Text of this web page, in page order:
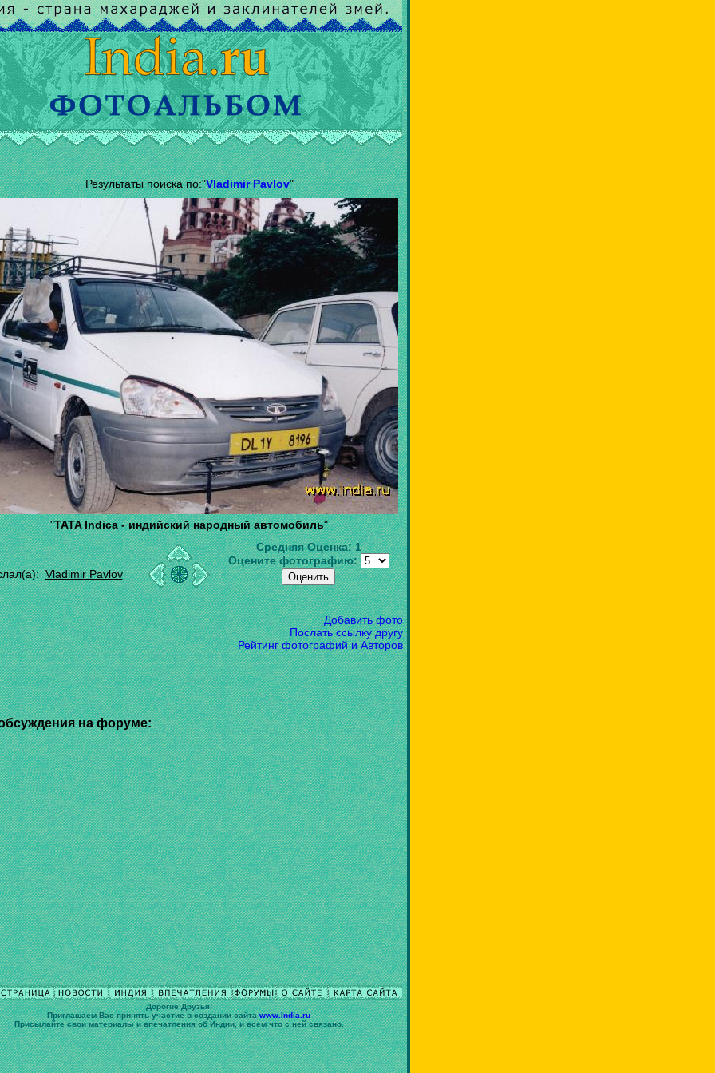
Результаты поиска по:"Vladimir Pavlov"
"TATA Indica - индийский народный автомобиль"
Vladimir Pavlov
Средняя Оценка:1
Оцените фотографию:
на форуме:
Добавить фото
Послать ссылку другу
Рейтинг фотографий и Авторов
Дорогие Друзья!
Приглашаем Вас принять участие в cоздании сайтаwww.India.ru
Присылайте свои материалы и впечатления об Индии, и всем что с ней связано.